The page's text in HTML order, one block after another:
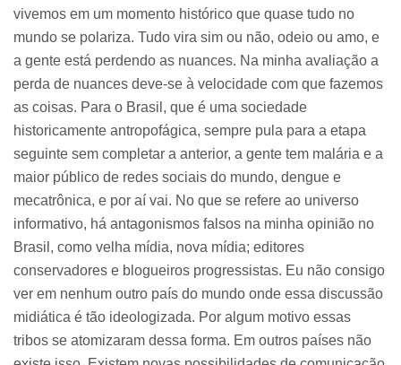
vivemos em um momento histórico que quase tudo no
mundo se polariza. Tudo vira sim ou não, odeio ou amo, e
a gente está perdendo as nuances. Na minha avaliação a
perda de nuances deve-se à velocidade com que fazemos
as coisas. Para o Brasil, que é uma sociedade
historicamente antropofágica, sempre pula para a etapa
seguinte sem completar a anterior, a gente tem malária e a
maior público de redes sociais do mundo, dengue e
mecatrônica, e por aí vai. No que se refere ao universo
informativo, há antagonismos falsos na minha opinião no
Brasil, como velha mídia, nova mídia; editores
conservadores e blogueiros progressistas. Eu não consigo
ver em nenhum outro país do mundo onde essa discussão
midiática é tão ideologizada. Por algum motivo essas
tribos se atomizaram dessa forma. Em outros países não